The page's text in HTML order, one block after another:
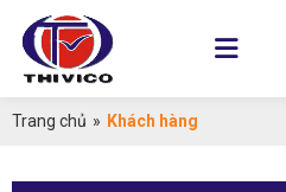
Trang chủ » Khách hàng